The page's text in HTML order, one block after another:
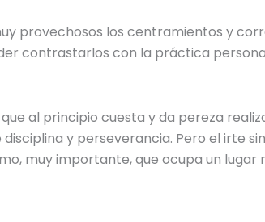
provechosos los centramientos y
contrastarlos con la práctica
al principio cuesta y da pereza
y perseverancia. Pero el irte
muy importante, que ocupa un lugar